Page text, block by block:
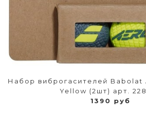
Набор виброгасителей Babolat
Yellow (2шт) арт.
1390 руб